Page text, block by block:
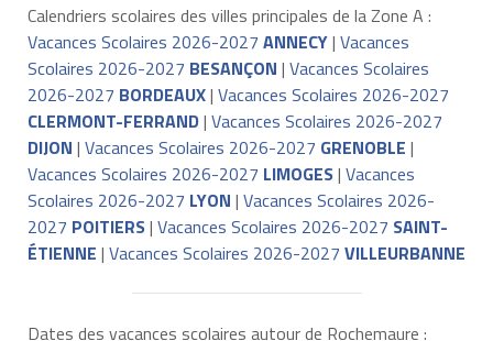
Calendriers scolaires des villes principales de la Zone A :
Vacances Scolaires 2026-2027 ANNECY| Vacances
Scolaires 2026-2027 BESANÇON | Vacances Scolaires
2026-2027 BORDEAUX| Vacances Scolaires 2026-2027
CLERMONT-FERRAND| Vacances Scolaires 2026-2027
DIJON | Vacances Scolaires 2026-2027 GRENOBLE |
Vacances Scolaires 2026-2027 LIMOGES| Vacances
Scolaires 2026-2027 LYON | Vacances Scolaires 2026-
2027 POITIERS| Vacances Scolaires 2026-2027 SAINT-
ÉTIENNE | Vacances Scolaires 2026-2027 VILLEURBANNE
Dates des vacances scolaires autour de Rochemaure :